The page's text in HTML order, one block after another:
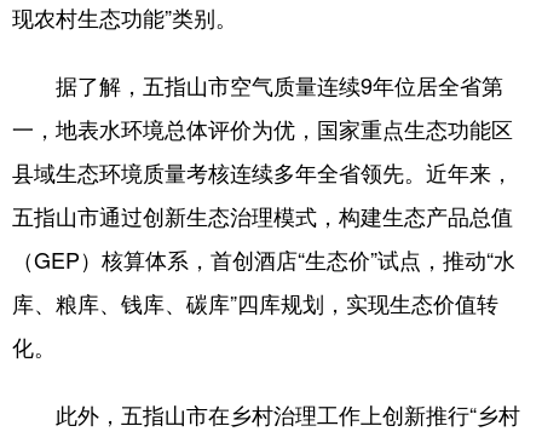
现农村生态功能”类别。
据了解，五指山市空气质量连续9年位居全省第
一，地表水环境总体评价为优，国家重点生态功能区
县域生态环境质量考核连续多年全省领先。近年来，
五指山市通过创新生态治理模式，构建生态产品总值
（GEP）核算体系，首创酒店“生态价”试点，推动“水
库、粮库、钱库、碳库”四库规划，实现生态价值转
化。
此外，五指山市在乡村治理工作上创新推行“乡村